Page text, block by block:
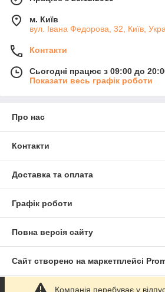
м. Київ
вул. Івана Федорова, 32, Київ,
Контакти
Сьогодні працює з 09:00 до
Показати весь графік роботи
Про нас
Контакти
Доставка та оплата
Графік роботи
Повна версія сайту
Сайт створено на маркетплейсі
Політика конфіденційності
Компанія перебуває у